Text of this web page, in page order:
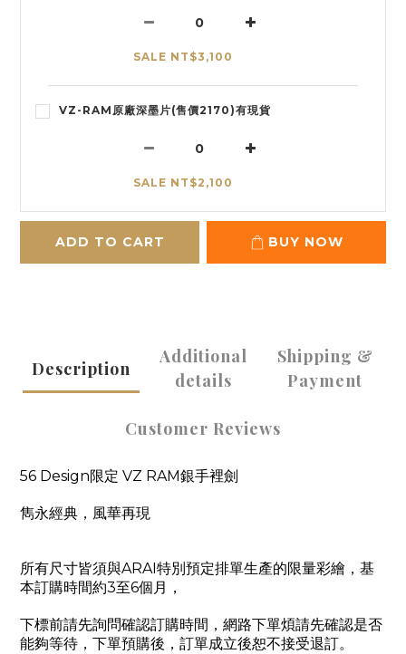
SALE NT$3,100
VZ-RAM原廠深墨片(售價2170)有現貨
SALE NT$2,100
ADD TO CART BUY NOW
Description
Additional
details
Shipping &
Payment
Customer Reviews
56 Design限定 VZ RAM銀手裡劍
雋永經典，風華再現
所有尺寸皆須與ARAI特別預定排單生產的限量彩繪，基
本訂購時間約3至6個月，
下標前請先詢問確認訂購時間，網路下單煩請先確認是否
能夠等待，下單預購後，訂單成立後恕不接受退訂。